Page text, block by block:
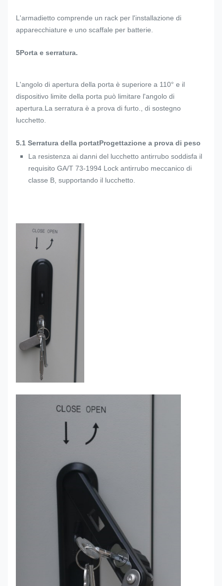
L'armadietto comprende un rack per l'installazione di
apparecchiature e uno scaffale per batterie.
5Porta e serratura.
L'angolo di apertura della porta è superiore a 110° e il
dispositivo limite della porta può limitare l'angolo di
apertura.La serratura è a prova di furto., di sostegno
lucchetto.
5.1 Serratura della portatProgettazione a prova di peso
La resistenza ai danni del lucchetto antirrubo soddisfa il
requisito GA/T 73-1994 Lock antirrubo meccanico di
classe B, supportando il lucchetto.